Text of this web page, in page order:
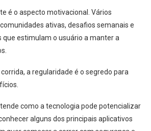
é o aspecto motivacional. Vários
ativas, desafios semanais e
que estimulam o usuário a manter a
a regularidade é o segredo para
como a tecnologia pode potencializar
alguns dos principais aplicativos